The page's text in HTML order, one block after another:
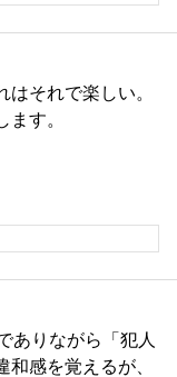
それで楽しい。
す。
ありながら「犯人
感を覚えるが、